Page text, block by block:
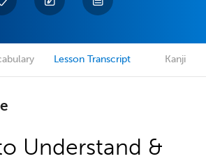
Lesson Transcript Kanji
Understand &